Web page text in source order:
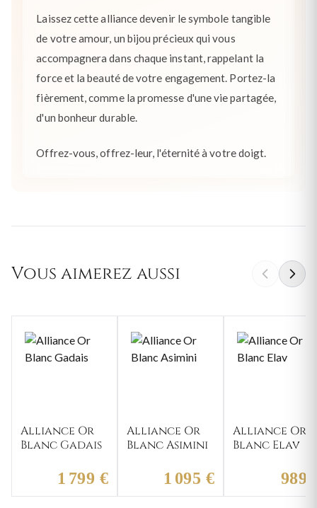
Laissez cette alliance devenir le symbole tangible
de votre amour, un bijou précieux qui vous
accompagnera dans chaque instant, rappelant la
force et la beauté de votre engagement. Portez-la
fièrement, comme la promesse d'une vie partagée,
d'un bonheur durable.
Offrez-vous, offrez-leur, l'éternité à votre doigt.
Vous aimerez aussi
Alliance Or
Blanc Gadais
1 799 €
Alliance Or
Blanc Asimini
1 095 €
Alliance Or
Blanc Elav
989